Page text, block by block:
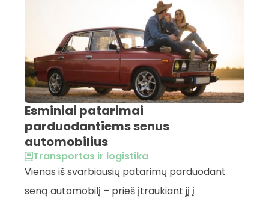
Esminiai patarimai
parduodantiems senus
automobilius
Transportas ir logistika
Vienas iš svarbiausių patarimų parduodant
seną automobilį – prieš įtraukiant jį į